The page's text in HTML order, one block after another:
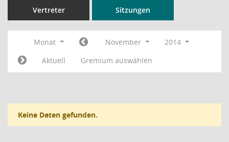
Vertreter Sitzungen
Monat November
2014
Aktuell
Gremium auswählen
Keine Daten gefunden.